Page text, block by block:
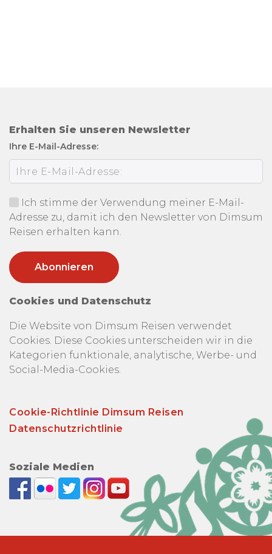
Erhalten Sie unseren Newsletter
Ihre E-Mail-Adresse:
Ich stimme der Verwendung meiner E-Mail-
Adresse zu, damit ich den Newsletter von Dimsum
Reisen erhalten kann.
Cookies und Datenschutz
Die Website von Dimsum Reisen verwendet
Cookies. Diese Cookies unterscheiden wir in die
Kategorien funktionale, analytische, Werbe- und
Social-Media-Cookies.
Cookie-Richtlinie Dimsum Reisen
Datenschutzrichtlinie
Soziale Medien